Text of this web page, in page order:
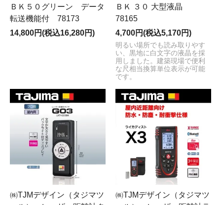
ＢＫ５０グリーン データ
転送機能付 78173
14,800円(税込16,280円)
ＢＫ ３０ 大型液晶
78165
4,700円(税込5,170円)
明るい場所でも読み取りやす
い、黒地に白文字の液晶を採
用しました。建築現場で便利
な尺相当換算単位表示が可能
です。
㈱TJMデザイン（タジマツ
㈱TJMデザイン（タジマツ